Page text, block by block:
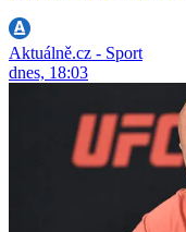
Aktuálně.cz - Sport
dnes, 18:03